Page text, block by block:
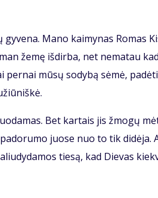
Ma­no kai­my­nas Ro­mas
že­mę iš­dir­ba, net ne­ma­tau
per­nai mū­sų so­dy­bą sė­mė,
Bet kar­tais jis žmo­gų
juo­se nuo to tik di­dė­ja.
tie­są, kad Die­vas